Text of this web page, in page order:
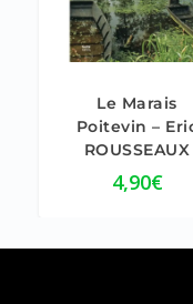
5.00
Le Marais
Poitevin –
ROUSSEAUX
4,90€